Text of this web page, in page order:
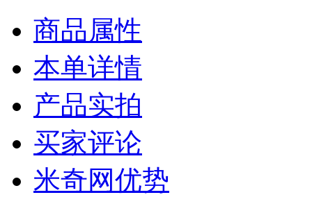
商品属性
本单详情
产品实拍
买家评论
米奇网优势